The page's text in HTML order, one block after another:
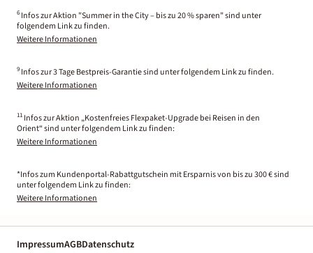
6 Infos zur Aktion "Summer in the City – bis zu 20 % sparen" sind unter
folgendem Link zu finden.
Weitere Informationen
9 Infos zur 3 Tage Bestpreis-Garantie sind unter folgendem Link zu finden.
Weitere Informationen
11 Infos zur Aktion „Kostenfreies Flexpaket-Upgrade bei Reisen in den
Orient“ sind unter folgendem Link zu finden:
Weitere Informationen
*Infos zum Kundenportal-Rabattgutschein mit Ersparnis von bis zu 300 € sind
unter folgendem Link zu finden:
Weitere Informationen
ImpressumAGBDatenschutz